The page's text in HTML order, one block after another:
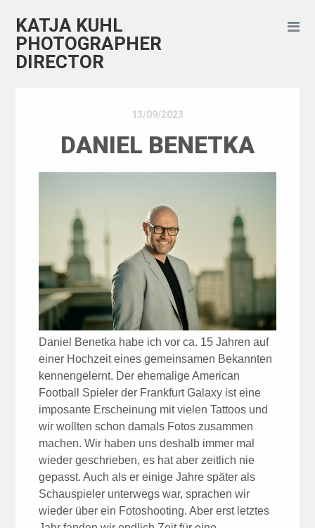
KATJA KUHL
PHOTOGRAPHER
DIRECTOR
13/09/2023
DANIEL BENETKA
Daniel Benetka habe ich vor ca. 15 Jahren auf
einer Hochzeit eines gemeinsamen Bekannten
kennengelernt. Der ehemalige American
Football Spieler der Frankfurt Galaxy ist eine
imposante Erscheinung mit vielen Tattoos und
wir wollten schon damals Fotos zusammen
machen. Wir haben uns deshalb immer mal
wieder geschrieben, es hat aber zeitlich nie
gepasst. Auch als er einige Jahre später als
Schauspieler unterwegs war, sprachen wir
wieder über ein Fotoshooting. Aber erst letztes